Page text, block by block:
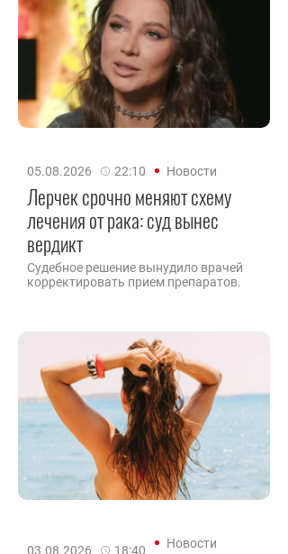
05.08.2026 22:10 Новости
Лерчек срочно меняют схему
лечения от рака: суд вынес
вердикт
Судебное решение вынудило врачей
корректировать прием препаратов.
03.08.2026 18:40
Новости